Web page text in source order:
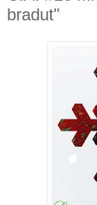
bradut"